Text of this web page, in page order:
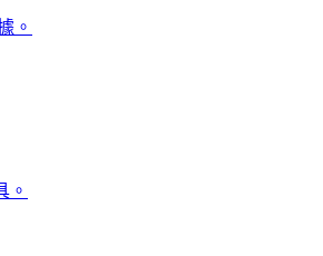
。
。